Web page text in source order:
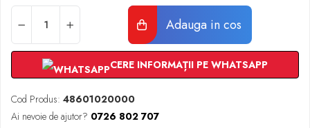
Detectoare de inundatie
Automatizari centrala termica
Stabilizatoare de tensiune
Panouri solare apa calda
Kituri panouri solare apa calda
Panouri solare nepresurizate
Adauga in cos
CERE INFORMAȚII PE WHATSAPP
Cod Produs: 48601020000
Ai nevoie de ajutor? 0726 802 707